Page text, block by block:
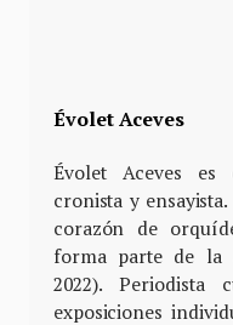
Évolet Aceves
Évolet Aceves es
cronista y
corazón de
forma parte de la
2022). Periodista
exposiciones